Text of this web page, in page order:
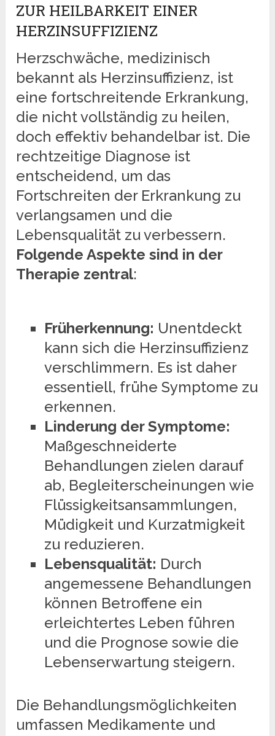
ZUR HEILBARKEIT EINER
HERZINSUFFIZIENZ
Herzschwäche, medizinisch
bekannt als Herzinsuffizienz, ist
eine fortschreitende Erkrankung,
die nicht vollständig zu heilen,
doch effektiv behandelbar ist. Die
rechtzeitige Diagnose ist
entscheidend, um das
Fortschreiten der Erkrankung zu
verlangsamen und die
Lebensqualität zu verbessern.
Folgende Aspekte sind in der
Therapie zentral:
Früherkennung: Unentdeckt
kann sich die Herzinsuffizienz
verschlimmern. Es ist daher
essentiell, frühe Symptome zu
erkennen.
Linderung der Symptome:
Maßgeschneiderte
Behandlungen zielen darauf
ab, Begleiterscheinungen wie
Flüssigkeitsansammlungen,
Müdigkeit und Kurzatmigkeit
zu reduzieren.
Lebensqualität: Durch
angemessene Behandlungen
können Betroffene ein
erleichtertes Leben führen
und die Prognose sowie die
Lebenserwartung steigern.
Die Behandlungsmöglichkeiten
umfassen Medikamente und